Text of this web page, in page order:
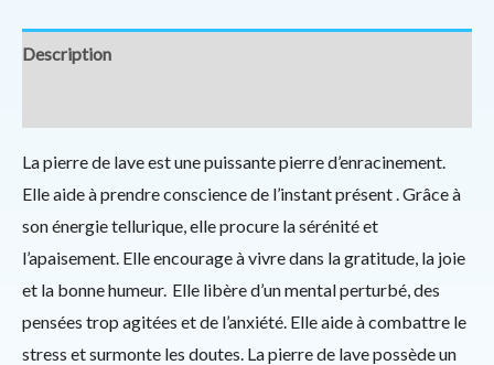
Description
La pierre de lave est une puissante pierre d’enracinement.
Elle aide à prendre conscience de l’instant présent . Grâce à
son énergie tellurique, elle procure la sérénité et
l’apaisement. Elle encourage à vivre dans la gratitude, la joie
et la bonne humeur. Elle libère d’un mental perturbé, des
pensées trop agitées et de l’anxiété. Elle aide à combattre le
stress et surmonte les doutes. La pierre de lave possède un